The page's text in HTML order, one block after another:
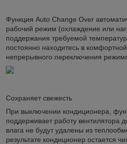
Функция Auto Change Over
рабочий режим (охлаждение или
поддержания требуемой
постоянно находитесь в
непрерывного переключения
Сохраняет свежесть
При выключении кондиционера,
поддерживает работу вентилятора
влага не будут удалены из
результате кондиционер остается